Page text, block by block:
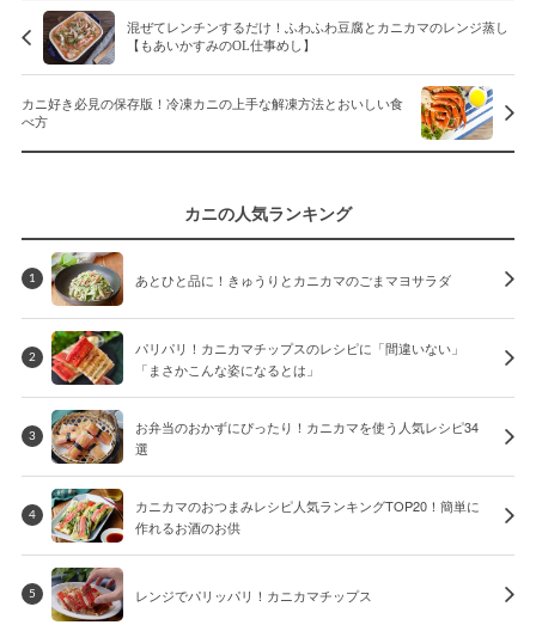
混ぜてレンチンするだけ！ふわふわ豆腐とカニカマのレンジ蒸し
【もあいかすみのOL仕事めし】
カニ好き必見の保存版！冷凍カニの上手な解凍方法とおいしい食
べ方
カニの人気ランキング
1 あとひと品に！きゅうりとカニカマのごまマヨサラダ
2
パリパリ！カニカマチップスのレシピに「間違いない」
「まさかこんな姿になるとは」
3
お弁当のおかずにぴったり！カニカマを使う人気レシピ34
選
4
カニカマのおつまみレシピ人気ランキングTOP20！簡単に
作れるお酒のお供
5 レンジでパリッパリ！カニカマチップス